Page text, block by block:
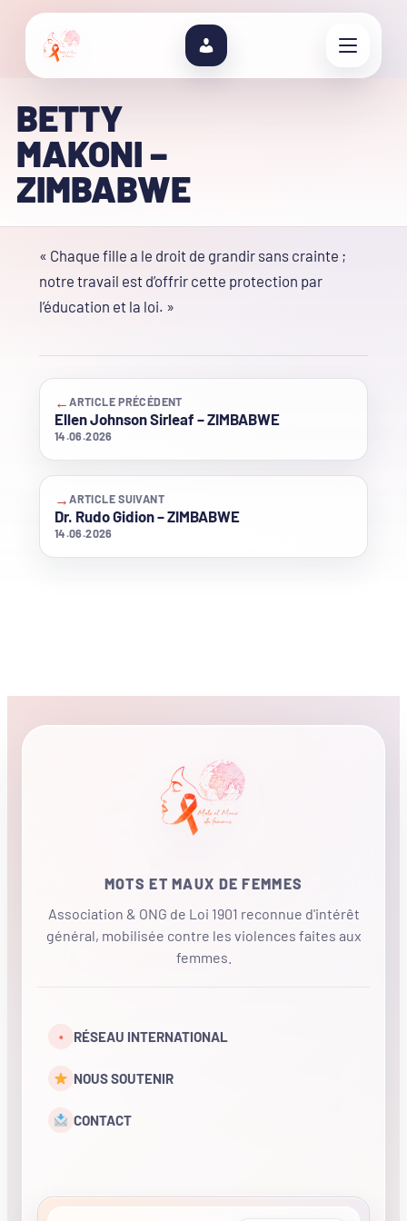
BETTY
MAKONI –
ZIMBABWE
« Chaque fille a le droit de grandir sans crainte ;
notre travail est d’offrir cette protection par
l’éducation et la loi. »
←ARTICLE PRÉCÉDENT
Ellen Johnson Sirleaf – ZIMBABWE
14.06.2026
→ARTICLE SUIVANT
Dr. Rudo Gidion – ZIMBABWE
14.06.2026
MOTS ET MAUX DE FEMMES
Association & ONG de Loi 1901 reconnue d'intérêt
général, mobilisée contre les violences faites aux
femmes.
• RÉSEAU INTERNATIONAL
NOUS SOUTENIR
CONTACT